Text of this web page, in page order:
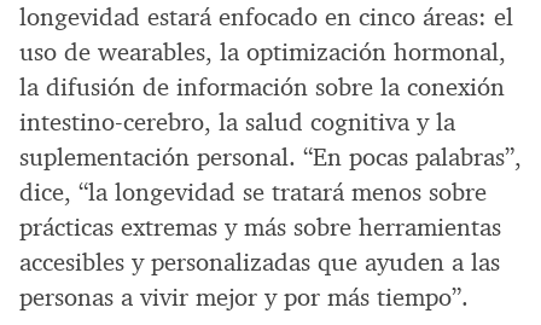
longevidad estará enfocado en cinco áreas: el
uso de wearables, la optimización hormonal,
la difusión de información sobre la conexión
intestino-cerebro, la salud cognitiva y la
suplementación personal. “En pocas palabras”,
dice, “la longevidad se tratará menos sobre
prácticas extremas y más sobre herramientas
accesibles y personalizadas que ayuden a las
personas a vivir mejor y por más tiempo”.